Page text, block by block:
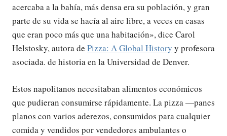
acercaba a la bahía, más densa era su población, y gran
parte de su vida se hacía al aire libre, a veces en casas
que eran poco más que una habitación», dice Carol
Helstosky, autora de Pizza: A Global History y profesora
asociada. de historia en la Universidad de Denver.
Estos napolitanos necesitaban alimentos económicos
que pudieran consumirse rápidamente. La pizza —panes
planos con varios aderezos, consumidos para cualquier
comida y vendidos por vendedores ambulantes o